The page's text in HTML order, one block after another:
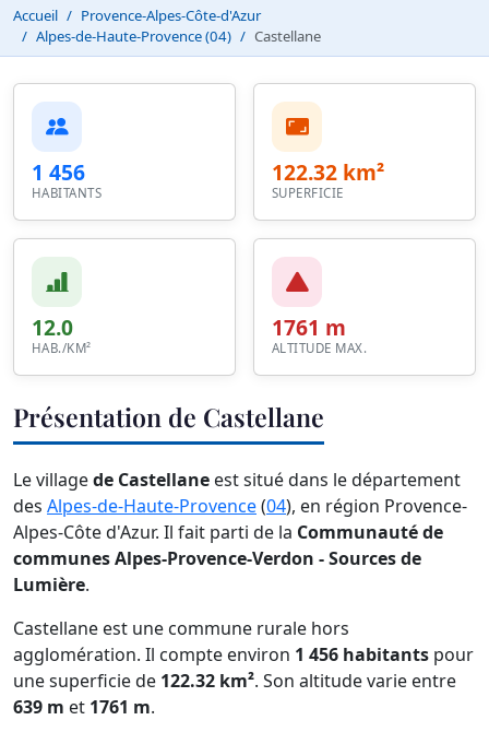
Accueil
Provence-Alpes-Côte-d'Azur
Alpes-de-Haute-Provence (04)
Castellane
1 456
HABITANTS
122.32 km²
SUPERFICIE
12.0
HAB./KM²
1761 m
ALTITUDE MAX.
Présentation de Castellane
Le villagede Castellane est situé dans le département
des Alpes-de-Haute-Provence(04), en région Provence-
Alpes-Côte d'Azur. Il fait parti de la Communauté de
communes Alpes-Provence-Verdon - Sources de
Lumière.
Castellane est une commune rurale hors
agglomération. Il compte environ 1 456 habitants pour
une superficie de 122.32 km². Son altitude varie entre
639 m et 1761 m.